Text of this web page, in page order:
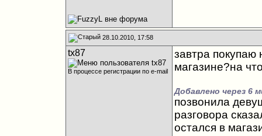
28.10.2010, 17:58
tx87
В процессе регистрации по e-mail
завтра покупаю
магазине?на
Добавлено через 6
позвонила
разговора
остался в